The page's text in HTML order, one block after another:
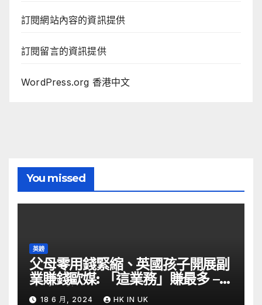
訂閱網站內容的資訊提供
訂閱留言的資訊提供
WordPress.org 香港中文
You missed
英鎊
父母零用錢緊縮、英國孩子開展副
業賺錢歐媒: 「這業務」賺最多 –
自由財經
18 6 月, 2024 HK IN UK